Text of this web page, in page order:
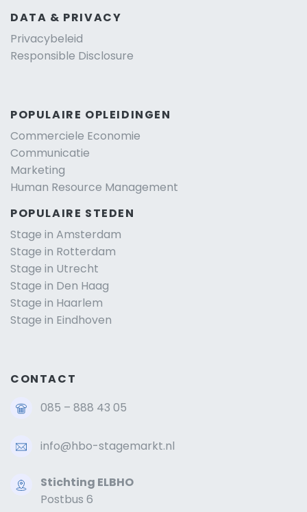
DATA & PRIVACY
Privacybeleid
Responsible Disclosure
POPULAIRE OPLEIDINGEN
Commerciele Economie
Communicatie
Marketing
Human Resource Management
POPULAIRE STEDEN
Stage in Amsterdam
Stage in Rotterdam
Stage in Utrecht
Stage in Den Haag
Stage in Haarlem
Stage in Eindhoven
CONTACT
085 – 888 43 05
info@hbo-stagemarkt.nl
Stichting ELBHO
Postbus 6